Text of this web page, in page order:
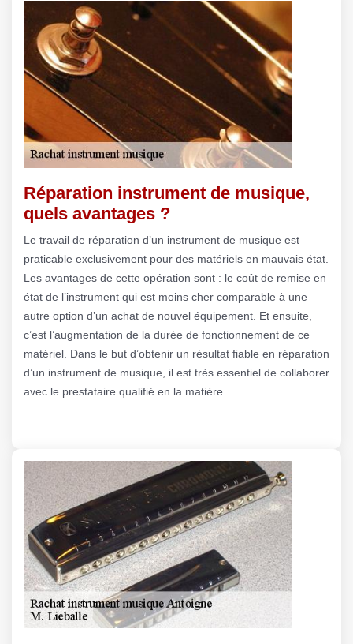
Réparation instrument de musique,
quels avantages ?
Le travail de réparation d’un instrument de musique est
praticable exclusivement pour des matériels en mauvais état.
Les avantages de cette opération sont : le coût de remise en
état de l’instrument qui est moins cher comparable à une
autre option d’un achat de nouvel équipement. Et ensuite,
c’est l’augmentation de la durée de fonctionnement de ce
matériel. Dans le but d’obtenir un résultat fiable en réparation
d’un instrument de musique, il est très essentiel de collaborer
avec le prestataire qualifié en la matière.